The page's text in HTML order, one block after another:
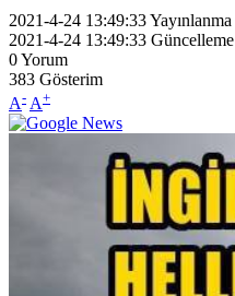
2021-4-24 13:49:33Yayınlanma
2021-4-24 13:49:33 Güncelleme
0Yorum
383 Gösterim
A- A+